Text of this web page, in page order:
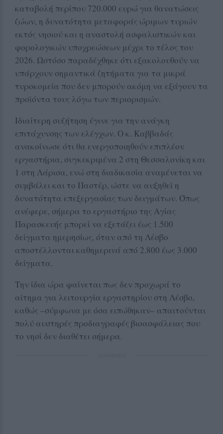
καταβολή περίπου 720.000 ευρώ για θανατώσεις
ζώων, η δυνατότητα μεταφοράς ώριμων τυριών
εκτός νησιού και η αναστολή ασφαλιστικών και
φορολογικών υποχρεώσεων μέχρι το τέλος του
2026. Ωστόσο παραδέχθηκε ότι εξακολουθούν να
υπάρχουν σημαντικά ζητήματα για τα μικρά
τυροκομεία που δεν μπορούν ακόμη να εξάγουν τα
προϊόντα τους λόγω των περιορισμών.
Ιδιαίτερη συζήτηση έγινε για την ανάγκη
επιτάχυνσης των ελέγχων. Ο κ. Καββαδάς
ανακοίνωσε ότι θα ενεργοποιηθούν επιπλέον
εργαστήρια, συγκεκριμένα 2 στη Θεσσαλονίκη και
1 στη Λάρισα, ενώ στη διαδικασία αναμένεται να
συμβάλει και το Παστέρ, ώστε να αυξηθεί η
δυνατότητα επεξεργασίας των δειγμάτων. Όπως
ανέφερε, σήμερα το εργαστήριο της Αγίας
Παρασκευής μπορεί να εξετάζει έως 1.500
δείγματα ημερησίως, όταν από τη Λέσβο
αποστέλλονται καθημερινά από 2.800 έως 3.000
δείγματα.
Την ίδια ώρα φαίνεται πως δεν προχωρά το
αίτημα για λειτουργία εργαστηρίου στη Λέσβο,
καθώς –σύμφωνα με όσα ειπώθηκαν– απαιτούνται
πολύ αυστηρές προδιαγραφές βιοασφάλειας που
το νησί δεν διαθέτει σήμερα.